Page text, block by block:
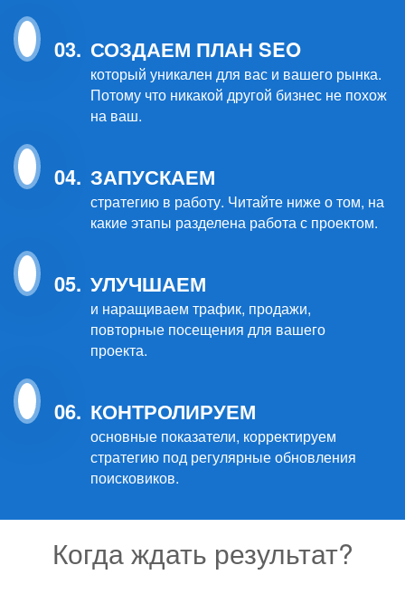
03. СОЗДАЕМ ПЛАН SEO
который уникален для вас и вашего рынка.
Потому что никакой другой бизнес не похож
на ваш.
04. ЗАПУСКАЕМ
стратегию в работу. Читайте ниже о том, на
какие этапы разделена работа с проектом.
05. УЛУЧШАЕМ
и наращиваем трафик, продажи,
повторные посещения для вашего
проекта.
06. КОНТРОЛИРУЕМ
основные показатели, корректируем
стратегию под регулярные обновления
поисковиков.
Когда ждать результат?